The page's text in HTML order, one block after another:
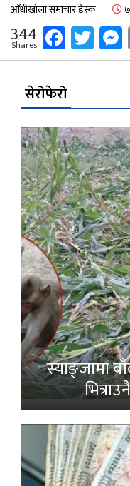
आँधीखोला समाचार डेस्क
344
Shares
सेरोफेरो
स्याङ्जामा